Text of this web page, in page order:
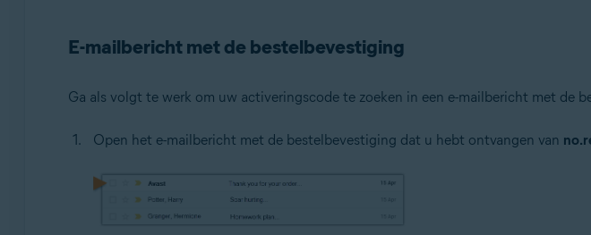
E-mailbericht met de bestelbevestiging
Ga als volgt te werk om uw activeringscode te zoeken in een e-mailbericht met de
Open het e-mailbericht met de bestelbevestiging dat u hebt ontvangen van